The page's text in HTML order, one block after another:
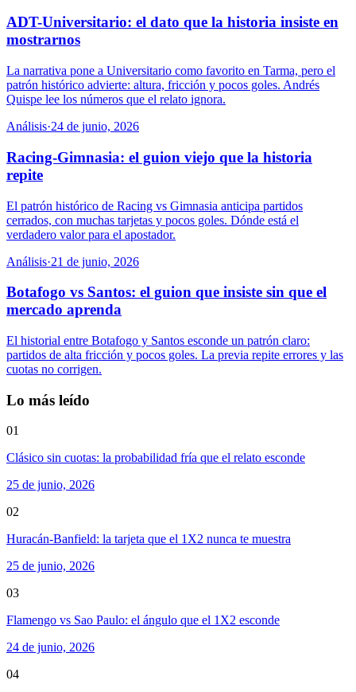
ADT-Universitario: el dato que la historia insiste en
mostrarnos
La narrativa pone a Universitario como favorito en Tarma, pero el
patrón histórico advierte: altura, fricción y pocos goles. Andrés
Quispe lee los números que el relato ignora.
Análisis·24 de junio, 2026
Racing-Gimnasia: el guion viejo que la historia
repite
El patrón histórico de Racing vs Gimnasia anticipa partidos
cerrados, con muchas tarjetas y pocos goles. Dónde está el
verdadero valor para el apostador.
Análisis·21 de junio, 2026
Botafogo vs Santos: el guion que insiste sin que el
mercado aprenda
El historial entre Botafogo y Santos esconde un patrón claro:
partidos de alta fricción y pocos goles. La previa repite errores y las
cuotas no corrigen.
Lo más leído
01
Clásico sin cuotas: la probabilidad fría que el relato esconde
25 de junio, 2026
02
Huracán-Banfield: la tarjeta que el 1X2 nunca te muestra
25 de junio, 2026
03
Flamengo vs Sao Paulo: el ángulo que el 1X2 esconde
24 de junio, 2026
04